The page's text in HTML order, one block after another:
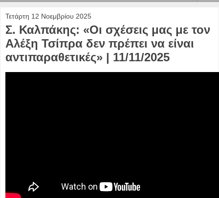
Τετάρτη 12 Νοεμβρίου 2025
Σ. Καλπάκης: «Οι σχέσεις μας με τον
Αλέξη Τσίπρα δεν πρέπει να είναι
αντιπαραθετικές» | 11/11/2025